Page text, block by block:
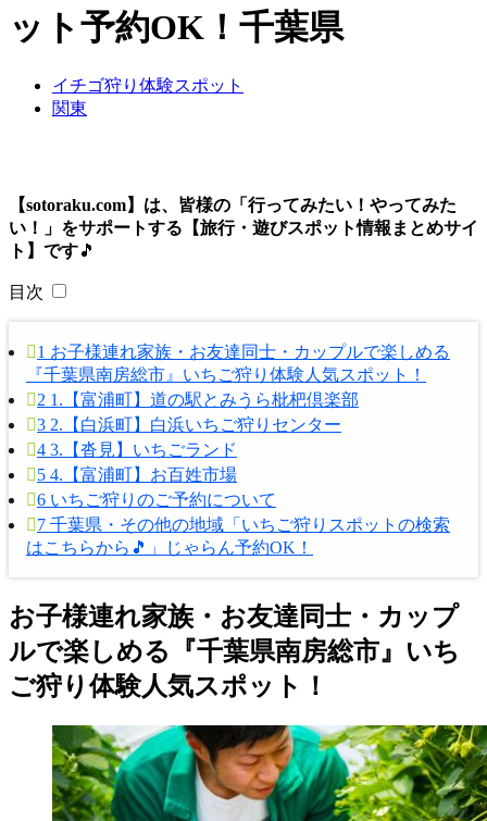
ット予約OK！千葉県
イチゴ狩り体験スポット
関東
【sotoraku.com】は、皆様の「行ってみたい！やってみた
い！」をサポートする【旅行・遊びスポット情報まとめサイ
ト】です🎵
目次
1 お子様連れ家族・お友達同士・カップルで楽しめる
『千葉県南房総市』いちご狩り体験人気スポット！
2 1.【富浦町】道の駅とみうら枇杷倶楽部
3 2.【白浜町】白浜いちご狩りセンター
4 3.【沓見】いちごランド
5 4.【富浦町】お百姓市場
6 いちご狩りのご予約について
7 千葉県・その他の地域「いちご狩りスポットの検索
はこちらから🎵」じゃらん予約OK！
お子様連れ家族・お友達同士・カップ
ルで楽しめる『千葉県南房総市』いち
ご狩り体験人気スポット！